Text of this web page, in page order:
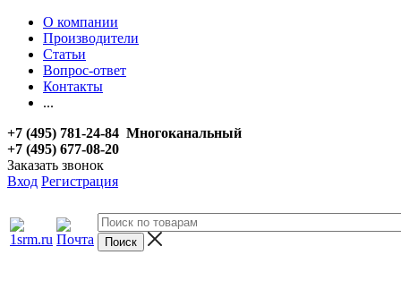
О компании
Производители
Статьи
Вопрос-ответ
Контакты
...
+7 (495) 781-24-84 Многоканальный
+7 (495) 677-08-20
Заказать звонок
Вход Регистрация